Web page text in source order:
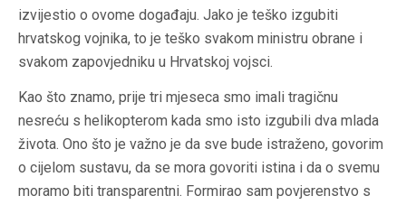
izvijestio o ovome događaju. Jako je teško izgubiti
hrvatskog vojnika, to je teško svakom ministru obrane i
svakom zapovjedniku u Hrvatskoj vojsci.
Kao što znamo, prije tri mjeseca smo imali tragičnu
nesreću s helikopterom kada smo isto izgubili dva mlada
života. Ono što je važno je da sve bude istraženo, govorim
o cijelom sustavu, da se mora govoriti istina i da o svemu
moramo biti transparentni. Formirao sam povjerenstvo s